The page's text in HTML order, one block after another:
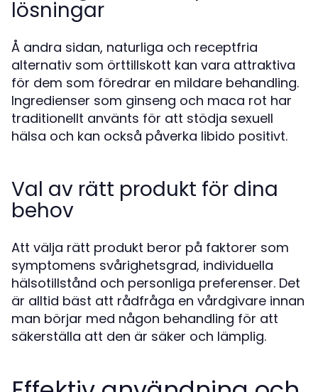
lösningar
Å andra sidan, naturliga och receptfria
alternativ som örttillskott kan vara attraktiva
för dem som föredrar en mildare behandling.
Ingredienser som ginseng och maca rot har
traditionellt använts för att stödja sexuell
hälsa och kan också påverka libido positivt.
Val av rätt produkt för dina
behov
Att välja rätt produkt beror på faktorer som
symptomens svårighetsgrad, individuella
hälsotillstånd och personliga preferenser. Det
är alltid bäst att rådfråga en vårdgivare innan
man börjar med någon behandling för att
säkerställa att den är säker och lämplig.